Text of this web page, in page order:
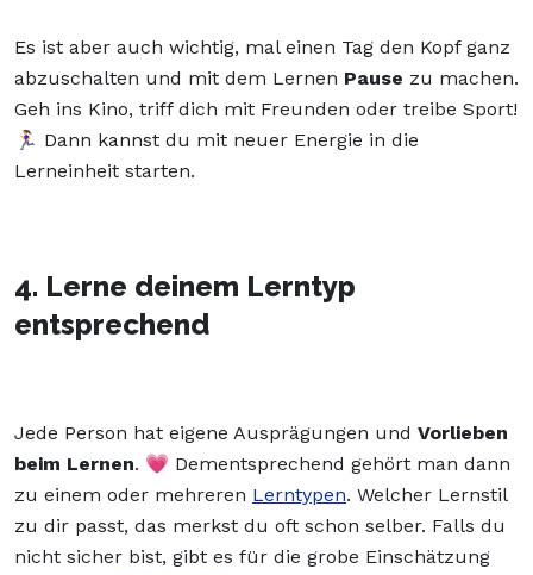
Es ist aber auch wichtig, mal einen Tag den Kopf ganz
abzuschalten und mit dem Lernen Pause zu machen.
Geh ins Kino, triff dich mit Freunden oder treibe Sport!
🏃‍♀️ Dann kannst du mit neuer Energie in die
Lerneinheit starten.
4. Lerne deinem Lerntyp
entsprechend
Jede Person hat eigene Ausprägungen und Vorlieben
beim Lernen. 💗 Dementsprechend gehört man dann
zu einem oder mehreren Lerntypen. Welcher Lernstil
zu dir passt, das merkst du oft schon selber. Falls du
nicht sicher bist, gibt es für die grobe Einschätzung